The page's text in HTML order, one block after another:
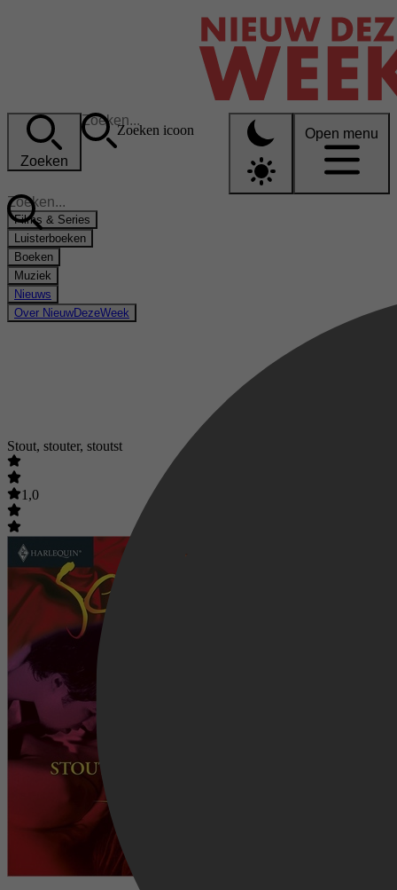
Zoeken
Zoeken icoon Open menu
Films & Series
Luisterboeken
Boeken
Muziek
Nieuws
Over NieuwDezeWeek
Stout, stouter, stoutst
1,0